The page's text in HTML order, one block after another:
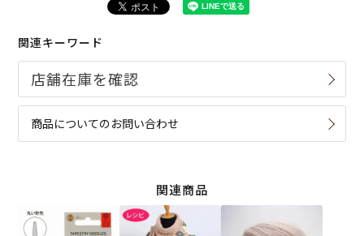
関連キーワード
商品についてのお問い合わせ
関連商品